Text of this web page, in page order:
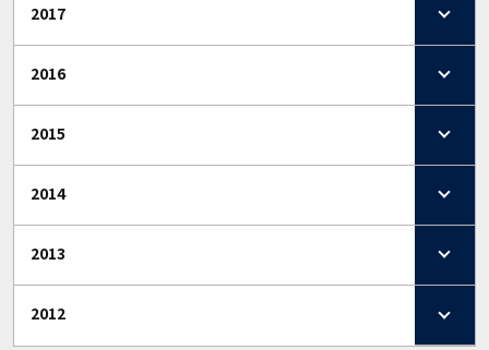
2017
2016
2015
2014
2013
2012